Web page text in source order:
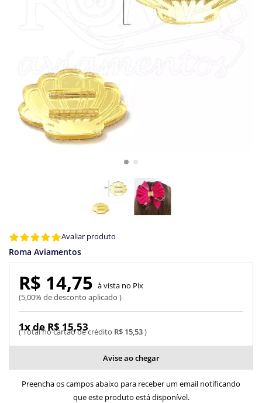
Avaliar produto
Roma Aviamentos
R$ 15,53
1x de R$ 15,53
R$ 14,75
5,00% de desconto aplicado
Pix
Avise ao chegar
Preencha os campos abaixo para receber um email notificando
que este produto está disponível.